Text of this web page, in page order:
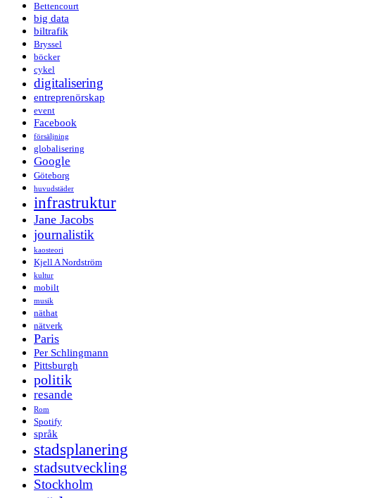
Bettencourt
big data
biltrafik
Bryssel
böcker
cykel
digitalisering
entreprenörskap
event
Facebook
försäljning
globalisering
Google
Göteborg
huvudstäder
infrastruktur
Jane Jacobs
journalistik
kaosteori
Kjell A Nordström
kultur
mobilt
musik
näthat
nätverk
Paris
Per Schlingmann
Pittsburgh
politik
resande
Rom
Spotify
språk
stadsplanering
stadsutveckling
Stockholm